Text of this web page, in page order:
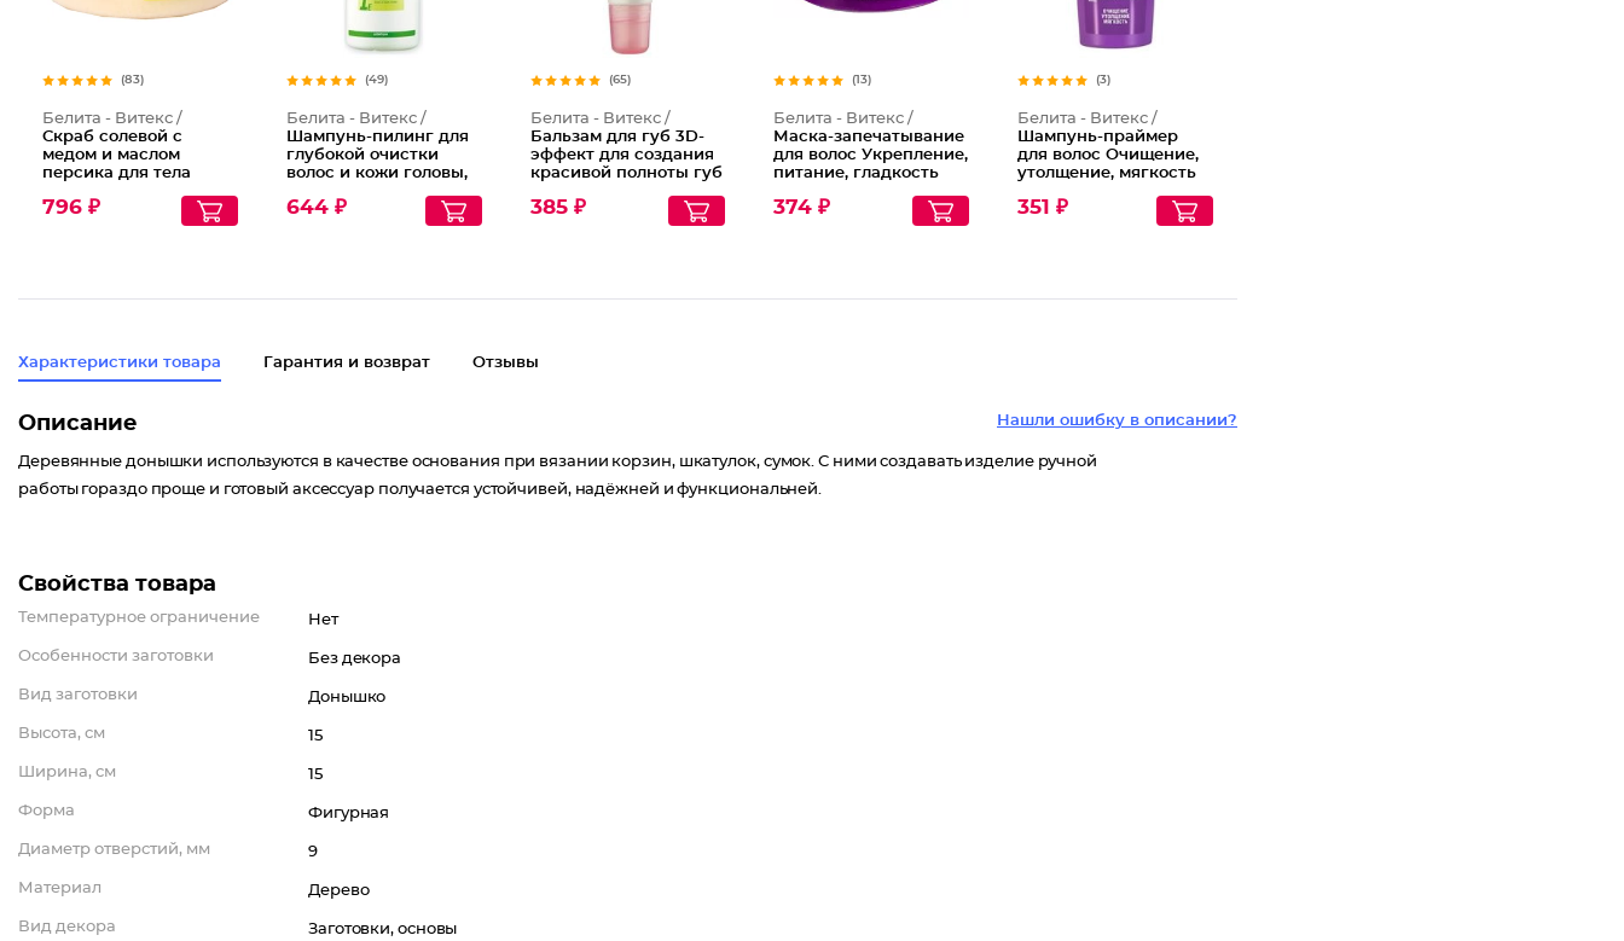
(83)
Белита - Витекс /
Скраб солевой с
медом и маслом
персика для тела
796 ₽
(49)
Белита - Витекс /
Шампунь-пилинг для
глубокой очистки
волос и кожи головы,
644 ₽
(65)
Белита - Витекс /
Бальзам для губ 3D-
эффект для создания
красивой полноты губ
385 ₽
(13)
Белита - Витекс /
Маска-запечатывание
для волос Укрепление,
питание, гладкость
374 ₽
(3)
Белита - Витекс /
Шампунь-праймер
для волос Очищение,
утолщение, мягкость
351 ₽
Характеристики товара Гарантия и возврат Отзывы
Нашли ошибку в описании?
Описание
Деревянные донышки используются в качестве основания при вязании корзин, шкатулок, сумок. С ними создавать изделие ручной
работы гораздо проще и готовый аксессуар получается устойчивей, надёжней и функциональней.
Свойства товара
Температурное ограничение Нет
Особенности заготовки Без декора
Вид заготовки Донышко
Высота, см 15
Ширина, см 15
Форма Фигурная
Диаметр отверстий, мм 9
Материал Дерево
Вид декора Заготовки, основы